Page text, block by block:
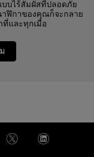
บบไร้สัมผัสที่ปลอดภัย
าฬิกาของคุณก็จะกลาย
ที่และทุกเมื่อ